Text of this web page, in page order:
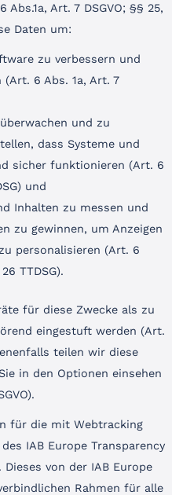
Art. 7 DSGVO; §§ 25,
Daten um:
zu verbessern und
6 Abs. 1a, Art. 7
und zu
dass Systeme und
sicher funktionieren (Art. 6
und
Inhalten zu messen und
zu gewinnen, um Anzeigen
personalisieren (Art. 6
TTDSG).
für diese Zwecke als zu
eingestuft werden (Art.
teilen wir diese
in den Optionen einsehen
für die mit Webtracking
IAB Europe Transparency
von der IAB Europe
Rahmen für alle